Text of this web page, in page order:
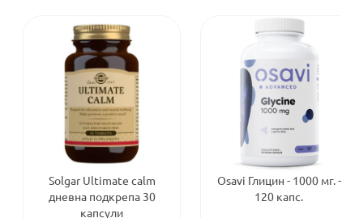
Solgar Ultimate calm
дневна подкрепа 30
капсули
Osavi Глицин - 1000 мг. -
120 капс.